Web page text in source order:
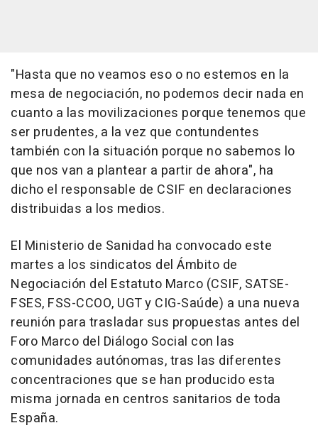
"Hasta que no veamos eso o no estemos en la
mesa de negociación, no podemos decir nada en
cuanto a las movilizaciones porque tenemos que
ser prudentes, a la vez que contundentes
también con la situación porque no sabemos lo
que nos van a plantear a partir de ahora", ha
dicho el responsable de CSIF en declaraciones
distribuidas a los medios.
El Ministerio de Sanidad ha convocado este
martes a los sindicatos del Ámbito de
Negociación del Estatuto Marco (CSIF, SATSE-
FSES, FSS-CCOO, UGT y CIG-Saúde) a una nueva
reunión para trasladar sus propuestas antes del
Foro Marco del Diálogo Social con las
comunidades autónomas, tras las diferentes
concentraciones que se han producido esta
misma jornada en centros sanitarios de toda
España.